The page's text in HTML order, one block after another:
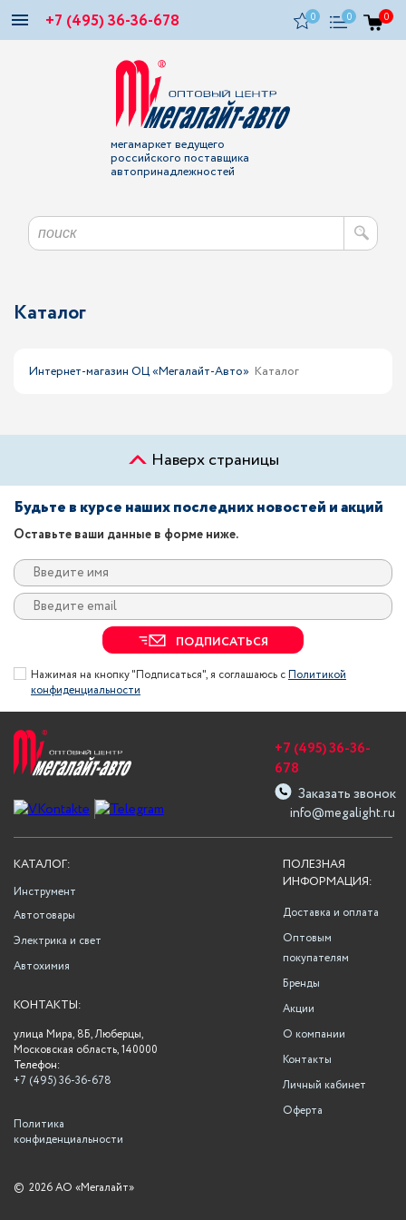
+7 (495) 36-36-678 0 0 0
мегамаркет ведущего
российского поставщика
автопринадлежностей
Каталог
Интернет-магазин ОЦ «Мегалайт-Авто» Каталог
Наверх страницы
Будьте в курсе наших последних новостей и акций
Оставьте ваши данные в форме ниже.
ПОДПИСАТЬСЯ
Нажимая на кнопку "Подписаться", я соглашаюсь сПолитикой
конфиденциальности
info@megalight.ru
+7 (495) 36-36-
678
Заказать звонок
ПОЛЕЗНАЯ
ИНФОРМАЦИЯ:
Доставка и оплата
Оптовым
покупателям
Бренды
Акции
О компании
Контакты
Личный кабинет
Оферта
КАТАЛОГ:
Инструмент
Автотовары
Электрика и свет
Автохимия
КОНТАКТЫ:
улица Мира, 8Б, Люберцы,
Московская область, 140000
Телефон:
+7 (495) 36-36-678
Политика
конфиденциальности
© 2026 АО «Мегалайт»